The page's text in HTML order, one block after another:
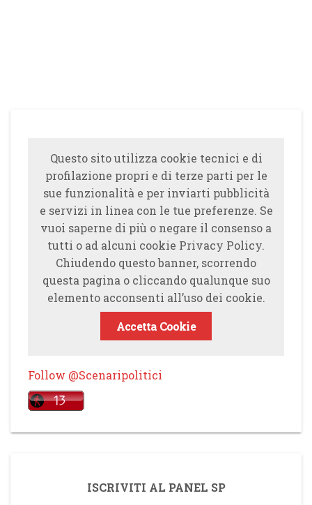
Questo sito utilizza cookie tecnici e di
profilazione propri e di terze parti per le
sue funzionalità e per inviarti pubblicità
e servizi in linea con le tue preferenze. Se
vuoi saperne di più o negare il consenso a
tutti o ad alcuni cookie Privacy Policy.
Chiudendo questo banner, scorrendo
questa pagina o cliccando qualunque suo
elemento acconsenti all’uso dei cookie.
Accetta Cookie
Follow @Scenaripolitici
ISCRIVITI AL PANEL SP